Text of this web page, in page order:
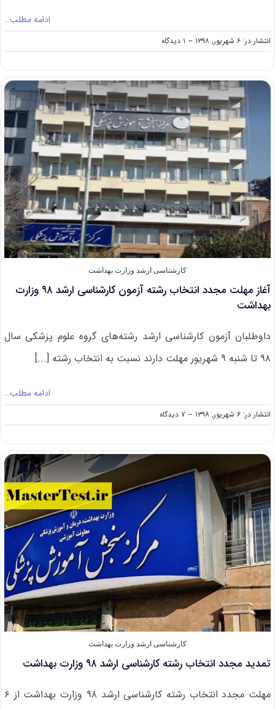
ادامه مطلب…
انتشار در: ۶ شهریور, ۱۳۹۸ -- ۱ دیدگاه
on
انتشار
مرکز
سنجش
پزشکی
در
خصوص
امکان
انتخاب
رشته
ھای
خاص
ارشد
۹۸
کارشناسی ارشد وزارت بهداشت
آغاز مهلت مجدد انتخاب رشته آزمون کارشناسی ارشد ۹۸ وزارت
بهداشت
داوطلبان آزمون کارشناسی ارشد رشته‌های گروه علوم پزشکی سال
۹۸ تا شنبه ۹ شهریور مهلت دارند نسبت به انتخاب رشته [...]
ادامه مطلب…
انتشار در: ۶ شهریور, ۱۳۹۸ -- ۷ دیدگاه
on
آغاز
مجدد
انتخاب
آزمون
کارشناسی
ارشد
۹۸
وزارت
بهداشت
کارشناسی ارشد وزارت بهداشت
تمدید مجدد انتخاب رشته کارشناسی ارشد ۹۸ وزارت بهداشت
مهلت مجدد انتخاب رشته کارشناسی ارشد ۹۸ وزارت بهداشت از ۶